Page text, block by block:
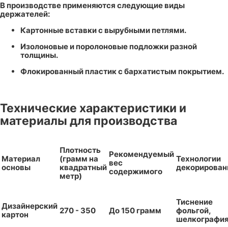
В производстве применяются следующие виды
держателей:
Картонные вставки с вырубными петлями.
Изолоновые и поролоновые подложки разной
толщины.
Флокированный пластик с бархатистым покрытием.
Технические характеристики и
материалы для производства
Материал
основы
Плотность
(грамм на
квадратный
метр)
Рекомендуемый
вес
содержимого
Технологии
Дизайнерский
картон
270 - 350 До 150 грамм
Тиснение
фольгой,